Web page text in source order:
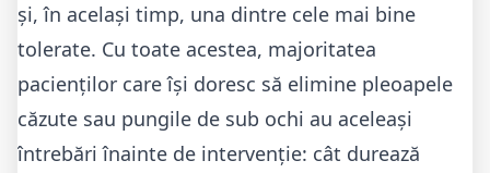
și, în același timp, una dintre cele mai bine
tolerate. Cu toate acestea, majoritatea
pacienților care își doresc să elimine pleoapele
căzute sau pungile de sub ochi au aceleași
întrebări înainte de intervenție: cât durează